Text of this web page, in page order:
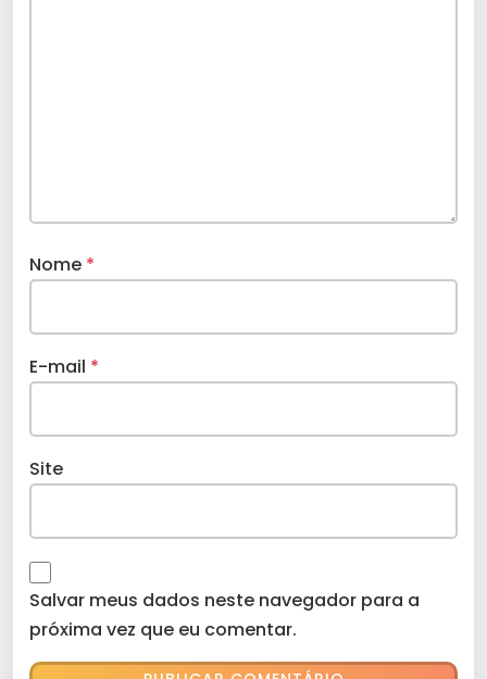
Nome *
E-mail *
Site
Salvar meus dados neste navegador para a
próxima vez que eu comentar.